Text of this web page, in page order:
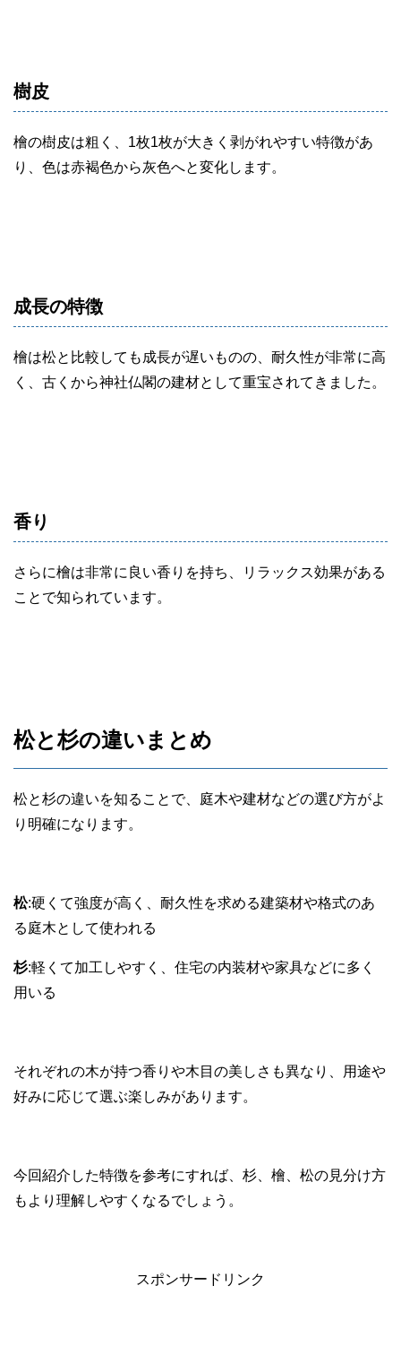
樹皮
檜の樹皮は粗く、1枚1枚が大きく剥がれやすい特徴があ
り、色は赤褐色から灰色へと変化します。
成長の特徴
檜は松と比較しても成長が遅いものの、耐久性が非常に高
く、古くから神社仏閣の建材として重宝されてきました。
香り
さらに檜は非常に良い香りを持ち、リラックス効果がある
ことで知られています。
松と杉の違いまとめ
松と杉の違いを知ることで、庭木や建材などの選び方がよ
り明確になります。
松:硬くて強度が高く、耐久性を求める建築材や格式のあ
る庭木として使われる
杉:軽くて加工しやすく、住宅の内装材や家具などに多く
用いる
それぞれの木が持つ香りや木目の美しさも異なり、用途や
好みに応じて選ぶ楽しみがあります。
今回紹介した特徴を参考にすれば、杉、檜、松の見分け方
もより理解しやすくなるでしょう。
スポンサードリンク